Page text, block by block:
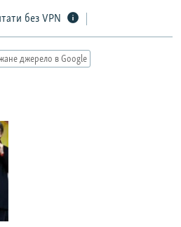
без VPN
джерело в Google